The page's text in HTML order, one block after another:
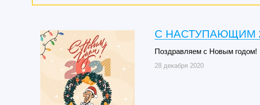
C НАСТУПАЮЩИМ
Поздравляем с Новым годом!
28 декабря 2020